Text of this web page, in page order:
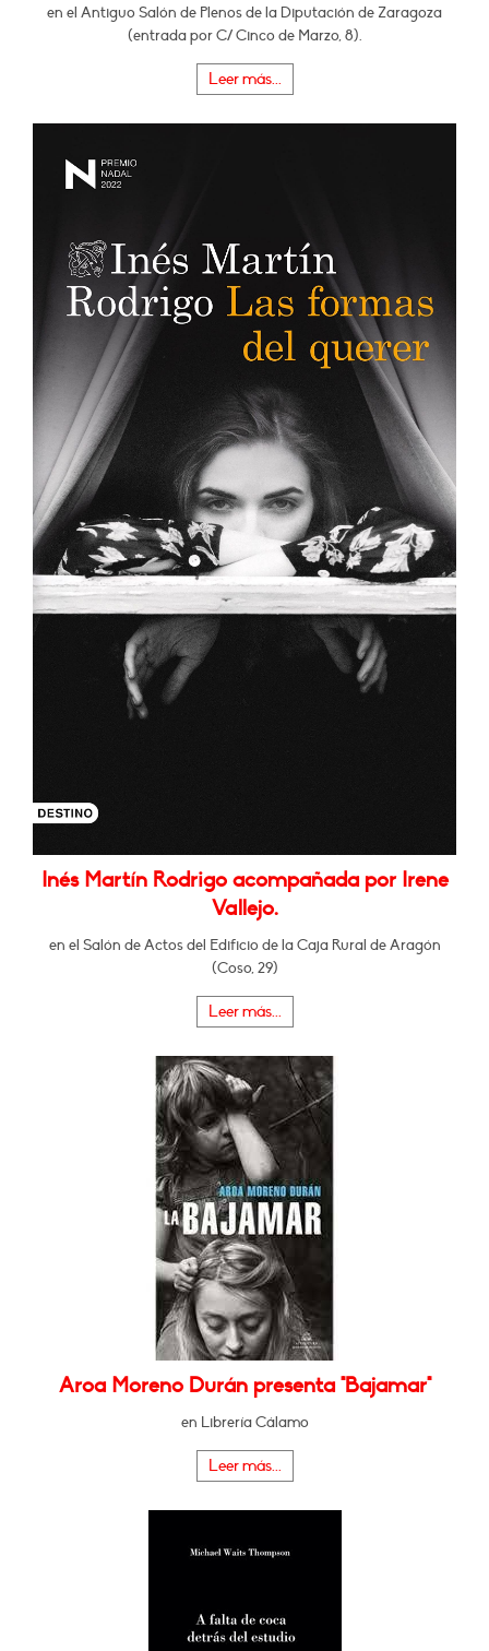
en el Antiguo Salón de Plenos de la Diputación de Zaragoza
(entrada por C/ Cinco de Marzo, 8).
Leer más...
Inés Martín Rodrigo acompañada por Irene
Vallejo.
en el Salón de Actos del Edificio de la Caja Rural de Aragón
(Coso, 29)
Leer más...
Aroa Moreno Durán presenta "Bajamar"
en Librería Cálamo
Leer más...